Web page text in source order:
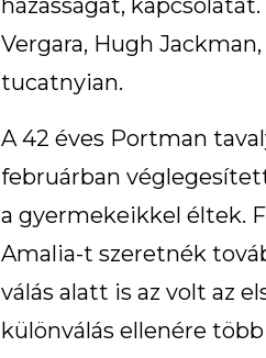
házasságát,
Vergara, Hugh
tucatnyian.
A 42 éves Portman
februárban
a gyermekeikkel éltek.
Amalia-t szeretnék
válás alatt is az volt az
különválás ellenére